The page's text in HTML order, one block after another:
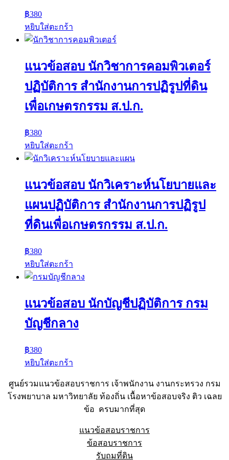
฿380
หยิบใส่ตะกร้า
แนวข้อสอบ นักวิชาการคอมพิวเตอร์
ปฏิบัติการ สำนักงานการปฏิรูปที่ดิน
เพื่อเกษตรกรรม ส.ป.ก.
฿380
หยิบใส่ตะกร้า
แนวข้อสอบ นักวิเคราะห์นโยบายและ
แผนปฏิบัติการ สำนักงานการปฏิรูป
ที่ดินเพื่อเกษตรกรรม ส.ป.ก.
฿380
หยิบใส่ตะกร้า
แนวข้อสอบ นักบัญชีปฏิบัติการ กรม
บัญชีกลาง
฿380
หยิบใส่ตะกร้า
ศูนย์รวมแนวข้อสอบราชการ เจ้าพนักงาน งานกระทรวง กรม
โรงพยาบาล มหาวิทยาลัย ท้องถิ่น เนื้อหาข้อสอบจริง ติว เฉลย
ข้อ ครบมากที่สุด
แนวข้อสอบราชการ
ข้อสอบราชการ
รับถมที่ดิน